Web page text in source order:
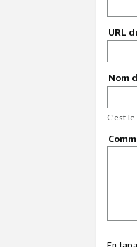
URL
Nom
C'est